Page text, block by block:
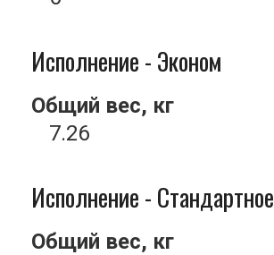
Исполнение - Эконом
Общий вес, кг
7.26
Исполнение - Стандартное
Общий вес, кг